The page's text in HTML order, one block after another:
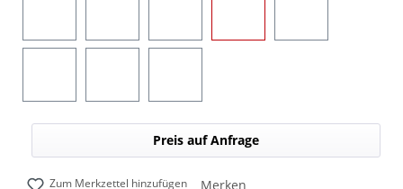
Preis auf Anfrage
Zum Merkzettel hinzufügen Merken